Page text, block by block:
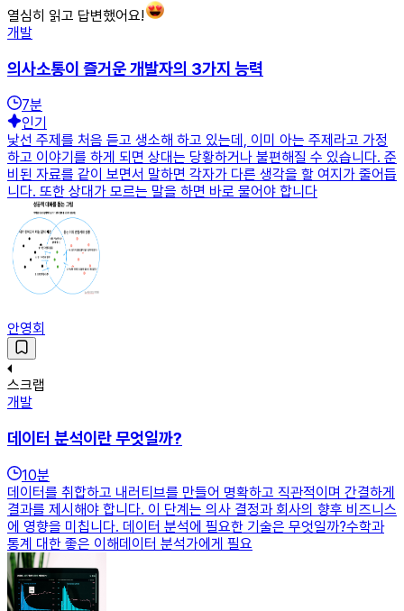
열심히 읽고 답변했어요!
개발
의사소통이 즐거운 개발자의 3가지 능력
7분
인기
낯선 주제를 처음 듣고 생소해 하고 있는데, 이미 아는 주제라고 가정
하고 이야기를 하게 되면 상대는 당황하거나 불편해질 수 있습니다. 준
비된 자료를 같이 보면서 말하면 각자가 다른 생각을 할 여지가 줄어듭
니다. 또한 상대가 모르는 말을 하면 바로 물어야 합니다
안영회
스크랩
개발
데이터 분석이란 무엇일까?
10분
데이터를 취합하고 내러티브를 만들어 명확하고 직관적이며 간결하게
결과를 제시해야 합니다. 이 단계는 의사 결정과 회사의 향후 비즈니스
에 영향을 미칩니다. 데이터 분석에 필요한 기술은 무엇일까?수학과
통계 대한 좋은 이해데이터 분석가에게 필요